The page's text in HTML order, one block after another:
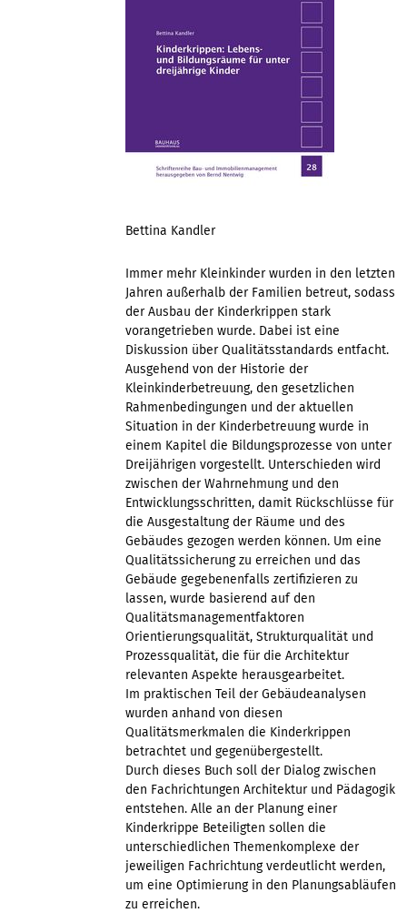
Bettina Kandler
Immer mehr Kleinkinder wurden in den letzten
Jahren außerhalb der Familien betreut, sodass
der Ausbau der Kinderkrippen stark
vorangetrieben wurde. Dabei ist eine
Diskussion über Qualitätsstandards entfacht.
Ausgehend von der Historie der
Kleinkinderbetreuung, den gesetzlichen
Rahmenbedingungen und der aktuellen
Situation in der Kinderbetreuung wurde in
einem Kapitel die Bildungsprozesse von unter
Dreijährigen vorgestellt. Unterschieden wird
zwischen der Wahrnehmung und den
Entwicklungsschritten, damit Rückschlüsse für
die Ausgestaltung der Räume und des
Gebäudes gezogen werden können. Um eine
Qualitätssicherung zu erreichen und das
Gebäude gegebenenfalls zertifizieren zu
lassen, wurde basierend auf den
Qualitätsmanagementfaktoren
Orientierungsqualität, Strukturqualität und
Prozessqualität, die für die Architektur
relevanten Aspekte herausgearbeitet.
Im praktischen Teil der Gebäudeanalysen
wurden anhand von diesen
Qualitätsmerkmalen die Kinderkrippen
betrachtet und gegenübergestellt.
Durch dieses Buch soll der Dialog zwischen
den Fachrichtungen Architektur und Pädagogik
entstehen. Alle an der Planung einer
Kinderkrippe Beteiligten sollen die
unterschiedlichen Themenkomplexe der
jeweiligen Fachrichtung verdeutlicht werden,
um eine Optimierung in den Planungsabläufen
zu erreichen.